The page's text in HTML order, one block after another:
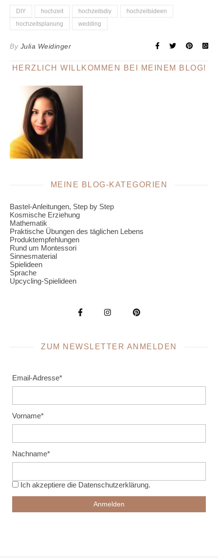
DIY hochzeit hochzeitsdiy
hochzeitsideen
hochzeitsplanung
wedding
By Julia Weidinger
HERZLICH WILLKOMMEN BEI MEINEM BLOG!
MEINE BLOG-KATEGORIEN
Bastel-Anleitungen, Step by Step
Kosmische Erziehung
Mathematik
Praktische Übungen des täglichen Lebens
Produktempfehlungen
Rund um Montessori
Sinnesmaterial
Spielideen
Sprache
Upcycling-Spielideen
ZUM NEWSLETTER ANMELDEN
Email-Adresse*
Vorname*
Nachname*
Ich akzeptiere die Datenschutzerklärung.